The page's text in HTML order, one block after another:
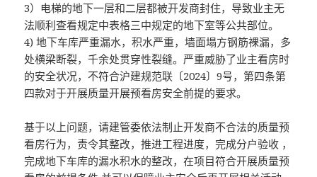
3）电梯的地下一层和二层都被开发商封住，导致业主无
法顺利查看规定中表格三中规定的地下室等公共部位。
4) 地下车库严重漏水，积水严重，墙面塌方钢筋裸漏，多
处横梁断裂，千余处贯穿性裂缝。严重威胁了业主看房时
的安全状况，不符合沪建规范联〔2024〕9号，第四条第
四款对于开展质量开展预看房安全前提的要求。
基于以上问题，请建管委依法制止开发商不合法的质量预
看房行为，责令其整改，推进工程进度，完成分户验收 ，
完成地下车库的漏水积水的整改，在项目符合开展质量预